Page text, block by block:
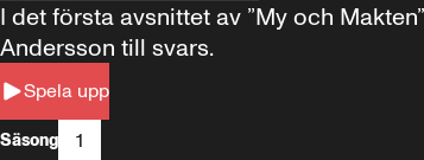
Spela upp
I det första avsnittet av ”My och
Andersson till svars.
Säsong 1